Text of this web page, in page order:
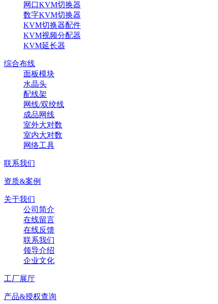
网口KVM切换器
数字KVM切换器
KVM切换器配件
KVM视频分配器
KVM延长器
综合布线
面板模块
水晶头
配线架
网线/双绞线
成品网线
室外大对数
室内大对数
网络工具
联系我们
资质&案例
关于我们
公司简介
在线留言
在线反馈
联系我们
领导介绍
企业文化
工厂展厅
产品&授权查询